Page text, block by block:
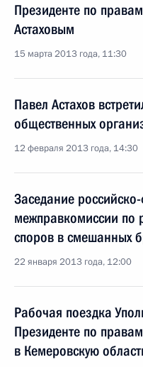
Президенте по
Астаховым
15 марта 2013 года, 11:30
Павел Астахов
общественных
12 февраля 2013 года, 14:30
Заседание
межправкомиссии по
споров в смешанных
22 января 2013 года, 12:00
Рабочая поездка
Президенте по
в Кемеровскую